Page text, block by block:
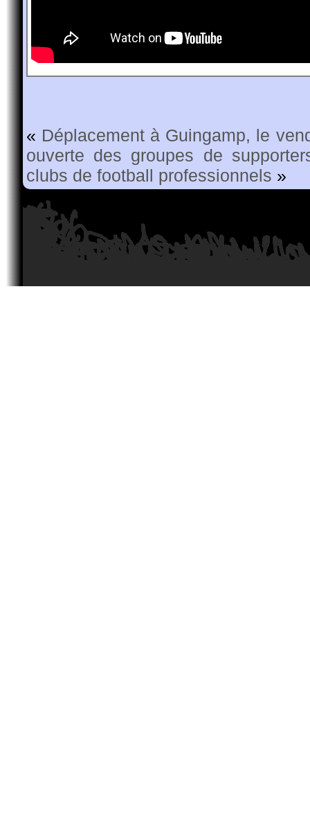
« Déplacement à Guingamp, le
ouverte des groupes de
clubs de football professionnels »